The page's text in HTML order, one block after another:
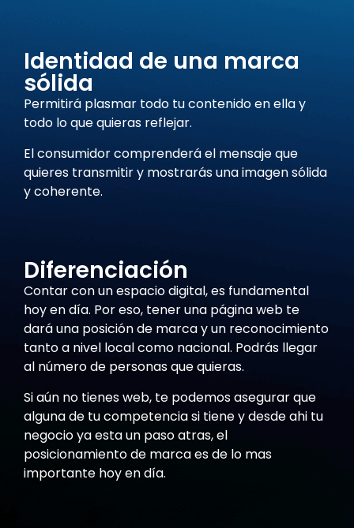
Identidad de una marca
sólida
Permitirá plasmar todo tu contenido en ella y
todo lo que quieras reflejar.
El consumidor comprenderá el mensaje que
quieres transmitir y mostrarás una imagen sólida
y coherente.
Diferenciación
Contar con un espacio digital, es fundamental
hoy en día. Por eso, tener una página web te
dará una posición de marca y un reconocimiento
tanto a nivel local como nacional. Podrás llegar
al número de personas que quieras.
Si aún no tienes web, te podemos asegurar que
alguna de tu competencia si tiene y desde ahi tu
negocio ya esta un paso atras, el
posicionamiento de marca es de lo mas
importante hoy en día.